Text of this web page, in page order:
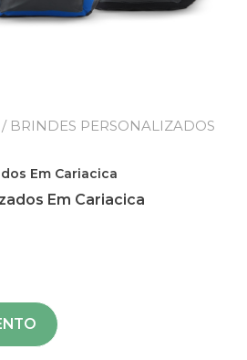
/ BRINDES PERSONALIZADOS
Em Cariacica
Em Cariacica